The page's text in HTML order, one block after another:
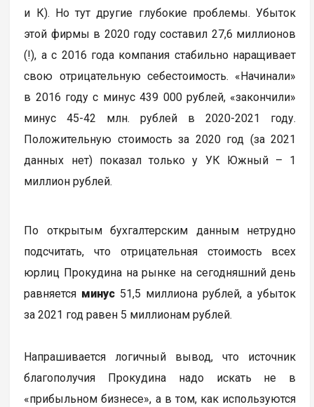
и К). Но тут другие глубокие проблемы. Убыток
этой фирмы в 2020 году составил 27,6 миллионов
(!), а с 2016 года компания стабильно наращивает
свою отрицательную себестоимость. «Начинали»
в 2016 году с минус 439 000 рублей, «закончили»
минус 45-42 млн. рублей в 2020-2021 году.
Положительную стоимость за 2020 год (за 2021
данных нет) показал только у УК Южный – 1
миллион рублей.
По открытым бухгалтерским данным нетрудно
подсчитать, что отрицательная стоимость всех
юрлиц Прокудина на рынке на сегодняшний день
равняется минус 51,5 миллиона рублей, а убыток
за 2021 год равен 5 миллионам рублей.
Напрашивается логичный вывод, что источник
благополучия Прокудина надо искать не в
«прибыльном бизнесе», а в том, как используются